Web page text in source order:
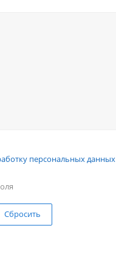
персональных данных
Сбросить